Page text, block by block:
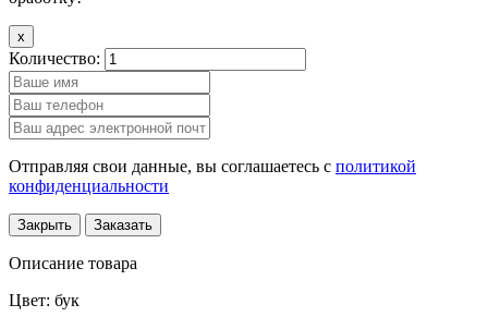
x
Количество:
Отправляя свои данные, вы соглашаетесь с политикой
конфиденциальности
Закрыть Заказать
Описание товара
Цвет: бук